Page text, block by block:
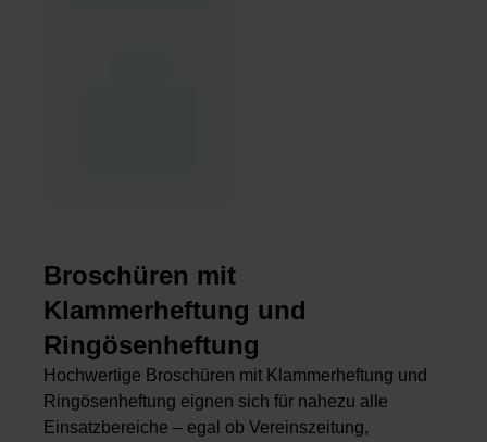
Broschüren mit
Klammerheftung und
Ringösenheftung
Hochwertige Broschüren mit Klammerheftung und
Ringösenheftung eignen sich für nahezu alle
Einsatzbereiche – egal ob Vereinszeitung,